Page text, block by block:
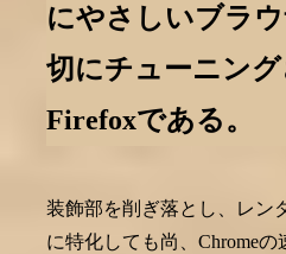
にやさしいブラ
切にチューニン
Firefoxである。
装飾部を削ぎ落とし、レン
に特化しても尚、Chromeの